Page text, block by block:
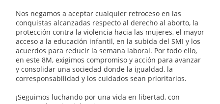
Nos negamos a aceptar cualquier retroceso en las
conquistas alcanzadas respecto al derecho al aborto, la
protección contra la violencia hacia las mujeres, el mayor
acceso a la educación infantil, en la subida del SMI y los
acuerdos para reducir la semana laboral. Por todo ello,
en este 8M, exigimos compromiso y acción para avanzar
y consolidar una sociedad donde la igualdad, la
corresponsabilidad y los cuidados sean prioritarios.
¡Seguimos luchando por una vida en libertad, con